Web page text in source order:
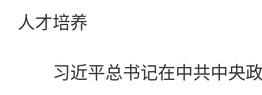
人才培养
习近平总书记在中共中央政